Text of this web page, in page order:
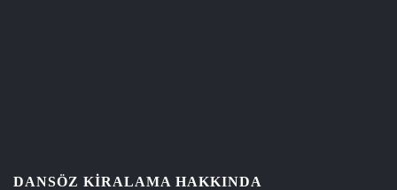
DANSÖZ KIRALAMA HAKKINDA